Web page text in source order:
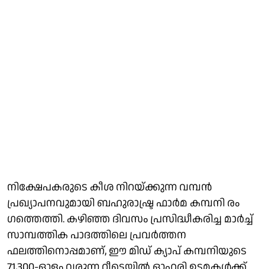
നിക്ഷേപകരുടെ കീശ നിറയ്ക്കുന്ന വമ്പൻ
പ്രഖ്യാപനവുമായി ബഹുരാഷ്ട്ര ഫാർമ കമ്പനി രം​
ഗത്തെത്തി. കഴിഞ്ഞ ​ദിവസം പ്രസിദ്ധീകരിച്ച മാർച്ച്
സാമ്പത്തിക പാദത്തിലെ പ്രവർത്തന
ഫലത്തിനൊപ്പമാണ്, ഈ മിഡ് ക്യാപ് കമ്പനിയുടെ